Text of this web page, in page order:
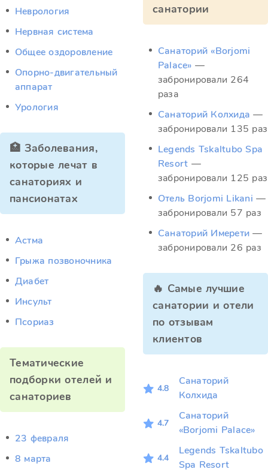
Неврология
Нервная система
Общее оздоровление
Опорно-двигательный
аппарат
Урология
🏥 Заболевания,
которые лечат в
санаториях и
пансионатах
Астма
Грыжа позвоночника
Диабет
Инсульт
Псориаз
Тематические
подборки отелей и
санаториев
23 февраля
8 марта
санатории
Санаторий «Borjomi
Palace» —
забронировали 264
раза
Санаторий Колхида —
забронировали 135 раз
Legends Tskaltubo Spa
Resort —
забронировали 125 раз
Отель Borjomi Likani —
забронировали 57 раз
Санаторий Имерети —
забронировали 26 раз
🔥 Самые лучшие
санатории и отели
по отзывам
клиентов
4.8
Санаторий
Колхида
4.7
Санаторий
«Borjomi Palace»
4.4
Legends Tskaltubo
Spa Resort